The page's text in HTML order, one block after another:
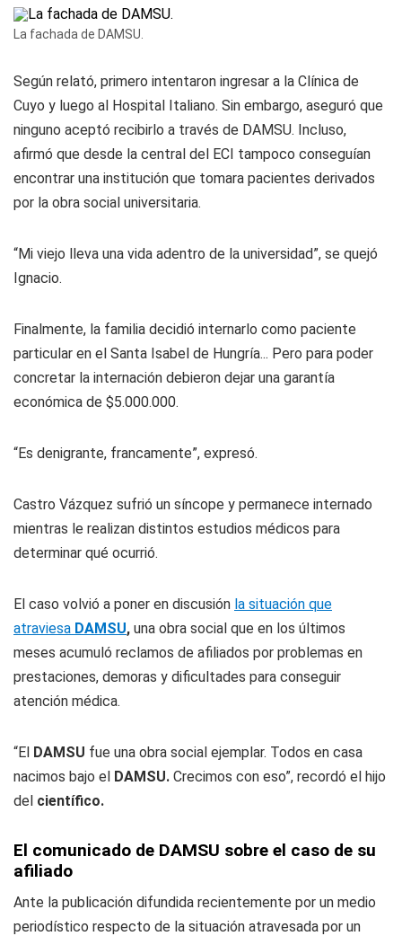
La fachada de DAMSU.
Según relató, primero intentaron ingresar a la Clínica de
Cuyo y luego al Hospital Italiano. Sin embargo, aseguró que
ninguno aceptó recibirlo a través de DAMSU. Incluso,
afirmó que desde la central del ECI tampoco conseguían
encontrar una institución que tomara pacientes derivados
por la obra social universitaria.
“Mi viejo lleva una vida adentro de la universidad”, se quejó
Ignacio.
Finalmente, la familia decidió internarlo como paciente
particular en el Santa Isabel de Hungría... Pero para poder
concretar la internación debieron dejar una garantía
económica de $5.000.000.
“Es denigrante, francamente”, expresó.
Castro Vázquez sufrió un síncope y permanece internado
mientras le realizan distintos estudios médicos para
determinar qué ocurrió.
El caso volvió a poner en discusión la situación que
atraviesa DAMSU, una obra social que en los últimos
meses acumuló reclamos de afiliados por problemas en
prestaciones, demoras y dificultades para conseguir
atención médica.
“El DAMSU fue una obra social ejemplar. Todos en casa
nacimos bajo el DAMSU. Crecimos con eso”, recordó el hijo
del científico.
El comunicado de DAMSU sobre el caso de su
afiliado
Ante la publicación difundida recientemente por un medio
periodístico respecto de la situación atravesada por un